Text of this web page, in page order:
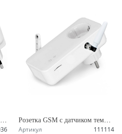
Розетка GSM c датчиком температуры, радиомодулем и мониторингом энергии, удаленное управление SimPal-S260-F
Артикул 111114